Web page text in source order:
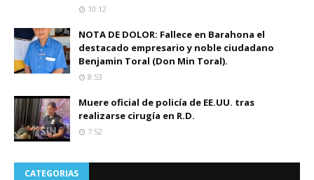
10:12
NOTA DE DOLOR: Fallece en Barahona el
destacado empresario y noble ciudadano
Benjamin Toral (Don Min Toral).
8:53
Muere oficial de policía de EE.UU. tras
realizarse cirugía en R.D.
7:52
CATEGORIAS